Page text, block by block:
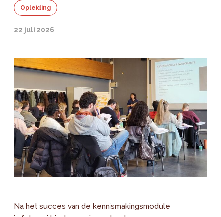
Opleiding
22 juli 2026
Na het succes van de kennismakingsmodule